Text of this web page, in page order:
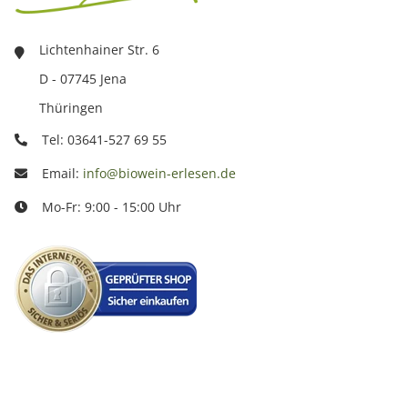
Lichtenhainer Str. 6
D - 07745 Jena
Thüringen
Tel: 03641-527 69 55
Email: info@biowein-erlesen.de
Mo-Fr: 9:00 - 15:00 Uhr